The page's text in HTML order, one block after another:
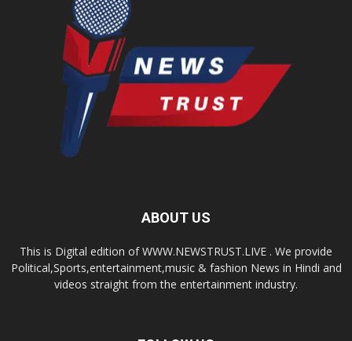
ABOUT US
This is Digital edition of WWW.NEWSTRUST.LIVE . We provide
Political,Sports,entertainment,music & fashion News in Hindi and
videos straight from the entertainment industry.